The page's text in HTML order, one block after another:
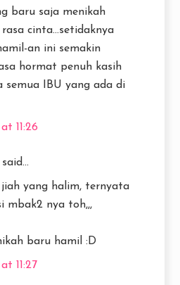
baru saja menikah
cinta...setidaknya
an ini semakin
hormat penuh kasih
semua IBU yang ada di
11:26
said...
yang halim, ternyata
mbak2 nya toh,,,
baru hamil :D
11:27